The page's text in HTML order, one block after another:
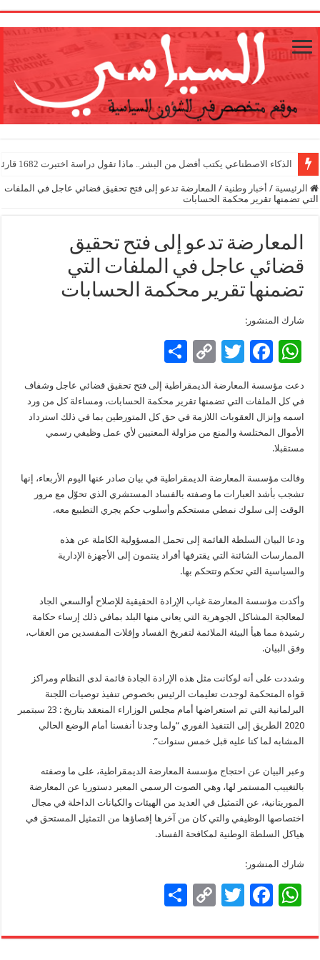
الذكاء الاصطناعي يكتب أفضل من البشر.. ماذا تقول دراسة اختبرت 1682 قارئا؟
الرئيسية / أخبار وطنية / المعارضة تدعو إلى فتح تحقيق قضائي عاجل في الملفات
التي تضمنها تقرير محكمة الحسابات
المعارضة تدعو إلى فتح تحقيق
قضائي عاجل في الملفات التي
تضمنها تقرير محكمة الحسابات
شارك المنشور:
W
at
sA
p
F
e
b
o
k
T
tt
er
C
p
y
Li
k
ar
e
دعت مؤسسة المعارضة الديمقراطية إلى فتح تحقيق قضائي عاجل وشفاف
في كل الملفات التي تضمنها تقرير محكمة الحسابات، ومساءلة كل من ورد
اسمه وإنزال العقوبات اللازمة في حق كل المتورطين بما في ذلك استرداد
الأموال المختلسة والمنع من مزاولة المعنيين لأي عمل وظيفي رسمي
مستقبلا.
وقالت مؤسسة المعارضة الديمقراطية في بيان صادر عنها اليوم الأربعاء، إنها
تشجب بأشد العبارات ما وصفته بالفساد المستشري الذي تحوّل مع مرور
الوقت إلى سلوك نمطي مستحكم وأسلوب حكم يجري التطبيع معه.
ودعا البيان السلطة القائمة إلى تحمل المسؤولية الكاملة عن هذه
الممارسات الشائنة التي يقترفها أفراد ينتمون إلى الأجهزة الإدارية
والسياسية التي تحكم وتتحكم بها.
وأكدت مؤسسة المعارضة غياب الإرادة الحقيقية للإصلاح أوالسعي الجاد
لمعالجة المشاكل الجوهرية التي يعاني منها البلد بمافي ذلك إرساء حكامة
رشيدة مما هيأ البيئة الملائمة لتفريخ الفساد وإفلات المفسدين من العقاب،
وفق البيان.
وشددت على أنه لوكانت مثل هذه الإرادة الجادة قائمة لدى النظام ومراكز
قواه المتحكمة لوجدت تعليمات الرئيس بخصوص تنفيذ توصيات اللجنة
البرلمانية التي تم استعراضها أمام مجلس الوزاراء المنعقد بتاريخ : 23 سبتمبر
2020 الطريق إلى التنفيذ الفوري “ولما وجدنا أنفسنا أمام الوضع الحالي
المشابه لما كنا عليه قبل خمس سنوات”.
وعبر البيان عن احتجاج مؤسسة المعارضة الديمقراطية، على ما وصفته
بالتغييب المستمر لها، وهي الصوت الرسمي المعبر دستوريا عن المعارضة
الموريتانية، عن التمثيل في العديد من الهيئات والكيانات الداخلة في مجال
اختصاصها الوظيفي والتي كان من آخرها إقصاؤها من التمثيل المستحق في
هياكل السلطة الوطنية لمكافحة الفساد.
شارك المنشور:
W
at
F
e
T
tt
C
p
ar